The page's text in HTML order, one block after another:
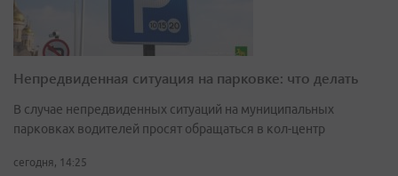
Непредвиденная ситуация на парковке: что делать
В случае непредвиденных ситуаций на муниципальных
парковках водителей просят обращаться в кол-центр
сегодня, 14:25